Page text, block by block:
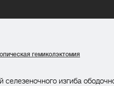
гемиколэктомия
изгиба